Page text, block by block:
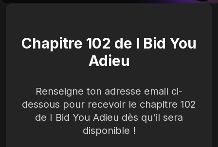
Chapitre 102 de I Bid You
Adieu
Renseigne ton adresse email ci-
dessous pour recevoir le chapitre 102
de I Bid You Adieu dès qu'il sera
disponible !